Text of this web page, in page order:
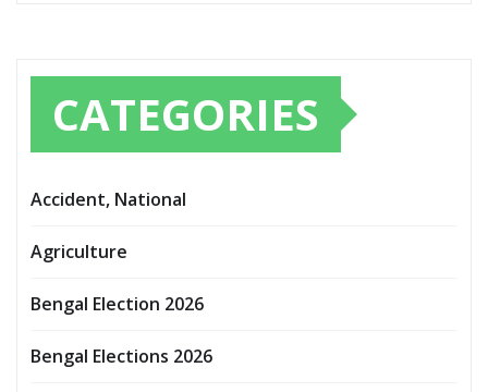
CATEGORIES
Accident, National
Agriculture
Bengal Election 2026
Bengal Elections 2026